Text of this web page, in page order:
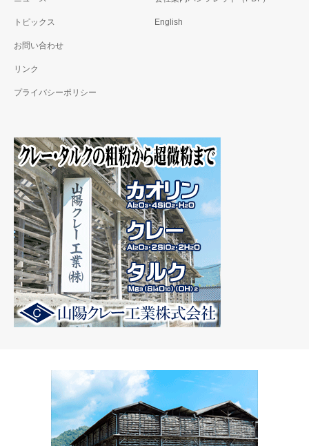
トピックス
お問い合わせ
リンク
プライバシーポリシー
English